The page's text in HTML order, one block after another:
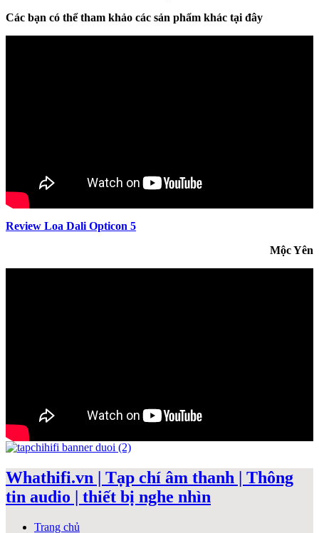
Các bạn có thể tham khảo các sản phẩm khác tại đây
Review Loa Dali Opticon 5
Mộc Yên
Whathifi.vn | Tạp chí âm thanh | Thông
tin audio | thiết bị nghe nhìn
Trang chủ